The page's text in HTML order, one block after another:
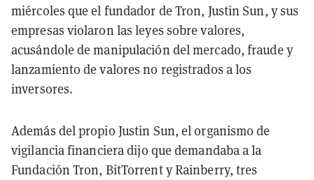
miércoles que el fundador de Tron, Justin Sun, y sus
empresas violaron las leyes sobre valores,
acusándole de manipulación del mercado, fraude y
lanzamiento de valores no registrados a los
inversores.
Además del propio Justin Sun, el organismo de
vigilancia financiera dijo que demandaba a la
Fundación Tron, BitTorrent y Rainberry, tres